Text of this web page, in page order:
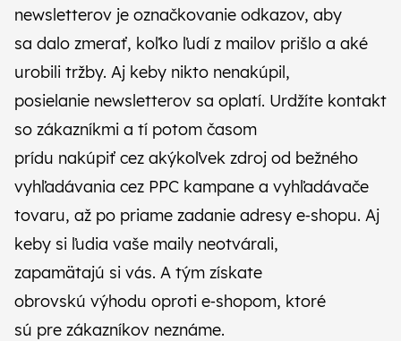
newsletterov je označkovanie odkazov, aby
sa dalo zmerať, koľko ľudí z mailov prišlo a aké
urobili tržby. Aj keby nikto nenakúpil,
posielanie newsletterov sa oplatí. Urdžíte kontakt
so zákazníkmi a tí potom časom
prídu nakúpiť cez akýkoľvek zdroj od bežného
vyhľadávania cez PPC kampane a vyhľadávače
tovaru, až po priame zadanie adresy e‑shopu. Aj
keby si ľudia vaše maily neotvárali,
zapamätajú si vás. A tým získate
obrovskú výhodu oproti e‑shopom, ktoré
sú pre zákazníkov neznáme.